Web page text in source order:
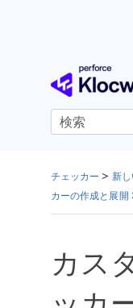
メイ
チェッカー > 新し
カーの作成と展開
カス